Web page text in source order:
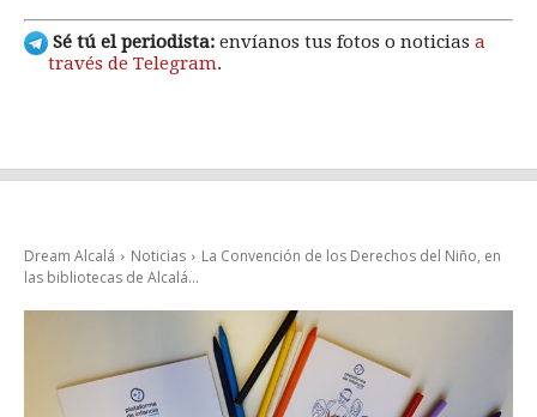
Sé tú el periodista: envíanos tus fotos o noticias a
través de Telegram.